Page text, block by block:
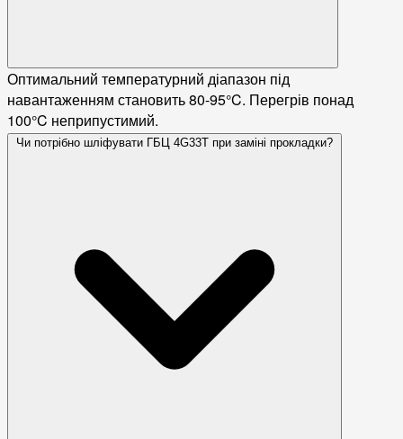
Оптимальний температурний діапазон під
навантаженням становить 80-95°C. Перегрів понад
100°C неприпустимий.
Чи потрібно шліфувати ГБЦ 4G33T при заміні прокладки?